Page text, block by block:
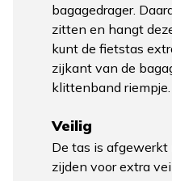
bagagedrager.
zitten en hangt
kunt de fietstas
zijkant van de
klittenband riempje.
Veilig
De tas is
zijden voor extra